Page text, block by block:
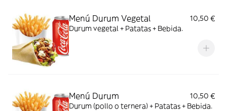
Menú Durum Vegetal
10,50 €
Durum vegetal + Patatas + Bebida.
Menú Durum
10,50 €
Durum (pollo o ternera) + Patatas + Bebida.